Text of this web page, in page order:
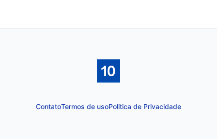
ContatoTermos de usoPolitica de Privacidade